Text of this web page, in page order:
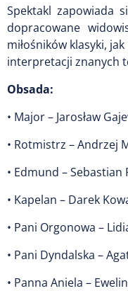
Spektakl zapowiada
dopracowane
miłośników klasyki,
interpretacji znanych
Obsada:
• Major – Jarosław
• Rotmistrz – Andrzej
• Edmund –
• Kapelan – Darek
• Pani Orgonowa –
• Pani Dyndalska –
• Panna Aniela –